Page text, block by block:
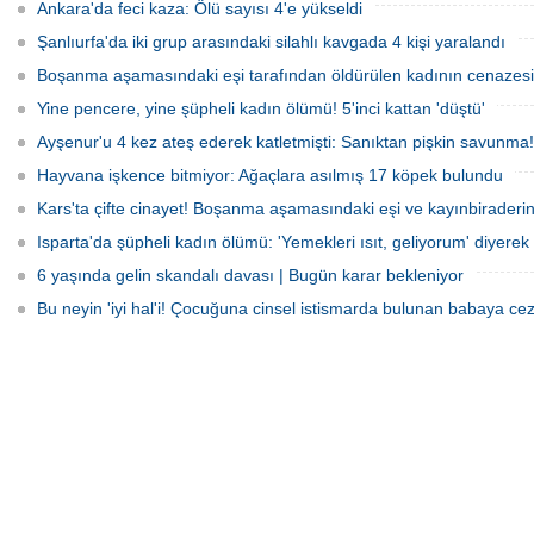
Ankara'da feci kaza: Ölü sayısı 4'e yükseldi
Şanlıurfa'da iki grup arasındaki silahlı kavgada 4 kişi yaralandı
Boşanma aşamasındaki eşi tarafından öldürülen kadının
Yine pencere, yine şüpheli kadın ölümü! 5'inci kattan 'düştü'
Ayşenur'u 4 kez ateş ederek katletmişti: Sanıktan pişkin savunma!
Hayvana işkence bitmiyor: Ağaçlara asılmış 17 köpek bulundu
Kars'ta çifte cinayet! Boşanma aşamasındaki eşi ve
Isparta'da şüpheli kadın ölümü: 'Yemekleri ısıt, geliyorum' diyerek
6 yaşında gelin skandalı davası | Bugün karar bekleniyor
Bu neyin 'iyi hal'i! Çocuğuna cinsel istismarda bulunan babaya